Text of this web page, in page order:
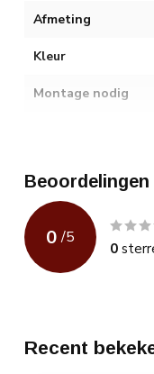
Afmeting
Kleur
Montage nodig
Spiegel
Beoordelingen
0 /5
0
Recent